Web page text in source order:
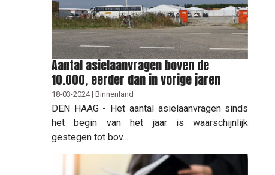
Aantal asielaanvragen boven de
10.000, eerder dan in vorige jaren
18-03-2024 | Binnenland
DEN HAAG - Het aantal asielaanvragen sinds
het begin van het jaar is waarschijnlijk
gestegen tot bov...